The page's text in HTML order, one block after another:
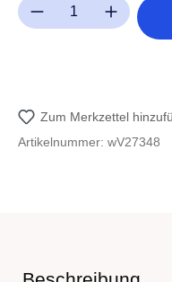
Produkt Anzahl: Gib den
Zum Merkzettel
Artikelnummer: wV27348